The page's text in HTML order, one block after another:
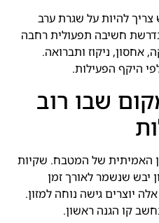
להיות על שגרת ערב
חשיבה תפעולית רחבה
אחסון, ניקוז ותברואה.
היקף הפעילות.
שבו רוב
האמיתית של המטבח. שקיות
יבש שנשמר לאורך זמן
יוצרים גישה נוחה למזון.
קו הגנה ראשון.